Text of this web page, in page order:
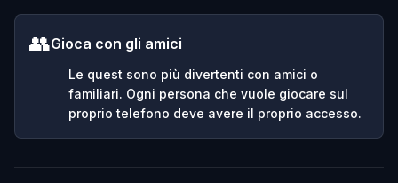
👥Gioca con gli amici
Le quest sono più divertenti con amici o
familiari. Ogni persona che vuole giocare sul
proprio telefono deve avere il proprio accesso.